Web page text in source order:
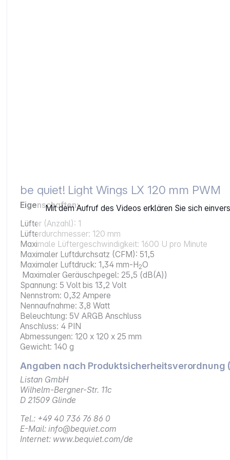
Mit dem Aufruf des Videos erklären Sie sich
be quiet! Light Wings LX 120 mm PWM
Eigenschaften:
Lüfter (Anzahl): 1
Lüfterdurchmesser: 120 mm
Maximale Lüftergeschwindigkeit: 1600 U pro Minute
Maximaler Luftdurchsatz (CFM): 51,5
Maximaler Luftdruck: 1,34 mm-H2O
Maximaler Geräuschpegel: 25,5 (dB(A))
Spannung: 5 Volt bis 13,2 Volt
Nennstrom: 0,32 Ampere
Nennaufnahme: 3,8 Watt
Beleuchtung: 5V ARGB Anschluss
Anschluss: 4 PIN
Abmessungen: 120 x 120 x 25 mm
Gewicht: 140 g
Angaben nach Produktsicherheitsverordnung
Listan GmbH
Wilhelm-Bergner-Str. 11c
D 21509 Glinde
Tel.: +49 40 736 76 86 0
E-Mail: info@bequiet.com
Internet: www.bequiet.com/de